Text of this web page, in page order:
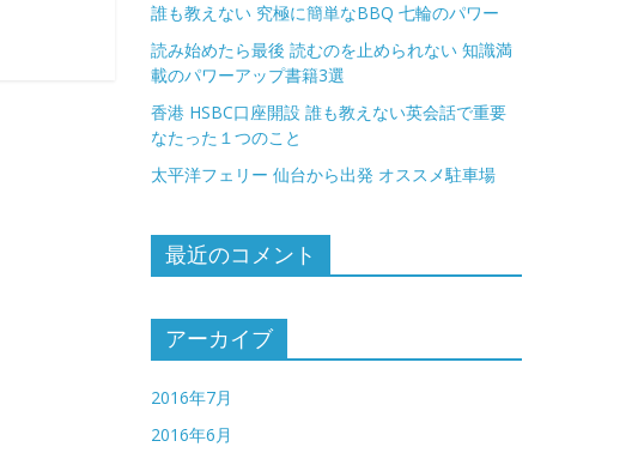
誰も教えない 究極に簡単なBBQ 七輪のパワー
読み始めたら最後 読むのを止められない 知識満
載のパワーアップ書籍3選
香港 HSBC口座開設 誰も教えない英会話で重要
なたった１つのこと
太平洋フェリー 仙台から出発 オススメ駐車場
最近のコメント
アーカイブ
2016年7月
2016年6月